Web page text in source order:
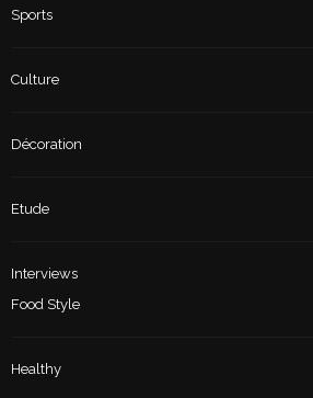
Sports
Culture
Décoration
Etude
Interviews
Food Style
Healthy